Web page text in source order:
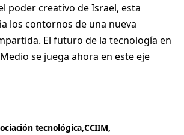
poder creativo de Israel, esta
los contornos de una nueva
El futuro de la tecnología en
se juega ahora en este eje
tecnológica CCIIM